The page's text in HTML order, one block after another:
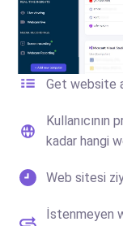
Get website
kadar hangi
Web sitesi
İstenmeyen